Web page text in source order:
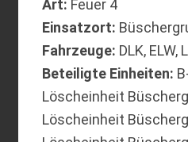
Art: Feuer 4
Einsatzort:
Fahrzeuge: DLK, ELW,
Beteiligte Einheiten:
Löscheinheit
Löscheinheit